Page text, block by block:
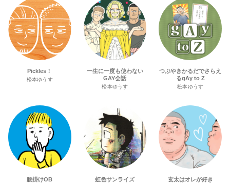
Pickles！
松本ゆうす
一生に一度も使わない
GAY会話
松本ゆうす
つぶやきかるだでさらえ
るgAy to Z
松本ゆうす
腰掛けOB 虹色サンライズ 玄太はオレが好き